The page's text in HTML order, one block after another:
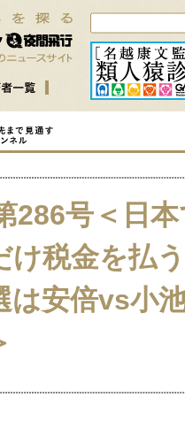
286号＜日
け税金を払
は安倍vs小